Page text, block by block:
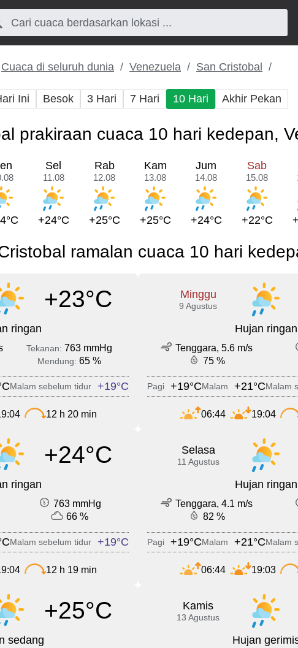
Cuaca di seluruh dunia Venezuela San Cristobal
Ini Besok 3 Hari 7 Hari 10 Hari Akhir Pekan
prakiraan cuaca 10 hari kedepan,
Sel
11.08
+24°C
Rab
12.08
+25°C
Kam
13.08
+25°C
Jum
14.08
+24°C
Sab
15.08
+22°C
ramalan cuaca 10 hari
+23°C
ringan
Tekanan: 763 mmHg
Mendung:65 %
Malam sebelum tidur +19°C
12 h 20 min
Minggu
9 Agustus
Hujan ringan
Tenggara, 5.6 m/s
75 %
Pagi +19°CMalam +21°CMalam
06:44 19:04
+24°C
ringan
763 mmHg
66 %
Malam sebelum tidur +19°C
12 h 19 min
Selasa
11 Agustus
Hujan ringan
Tenggara, 4.1 m/s
82 %
Pagi +19°CMalam +21°CMalam
06:44 19:03
+25°C
sedang
Kamis
13 Agustus
Hujan